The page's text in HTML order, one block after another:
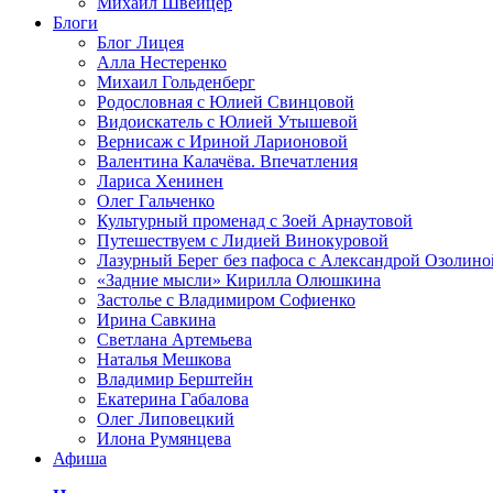
Блоги
Блог Лицея
Алла Нестеренко
Михаил Гольденберг
Родословная с Юлией Свинцовой
Видоискатель с Юлией Утышевой
Вернисаж с Ириной Ларионовой
Валентина Калачёва. Впечатления
Лариса Хенинен
Олег Гальченко
Культурный променад с Зоей Арнаутовой
Путешествуем с Лидией Винокуровой
Лазурный Берег без пафоса с Александрой
«Задние мысли» Кирилла Олюшкина
Застолье с Владимиром Софиенко
Ирина Савкина
Светлана Артемьева
Наталья Мешкова
Владимир Берштейн
Екатерина Габалова
Олег Липовецкий
Илона Румянцева
Афиша